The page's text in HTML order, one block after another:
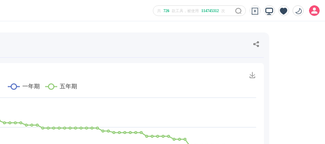
共 726 款工具，被使用 114745312 次